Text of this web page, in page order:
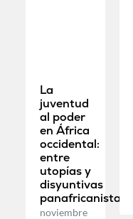
La
juventud
al poder
en África
occidental:
entre
utopías y
disyuntivas
panafricanistas
noviembre